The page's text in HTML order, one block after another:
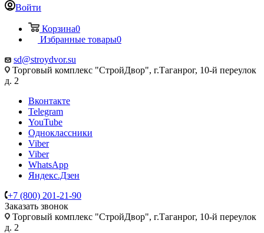
Войти
Корзина0
Избранные товары0
sd@stroydvor.su
Торговый комплекс "СтройДвор", г.Таганрог, 10-й переулок
д. 2
Вконтакте
Telegram
YouTube
Одноклассники
Viber
Viber
WhatsApp
Яндекс.Дзен
+7 (800) 201-21-90
Заказать звонок
Торговый комплекс "СтройДвор", г.Таганрог, 10-й переулок
д. 2